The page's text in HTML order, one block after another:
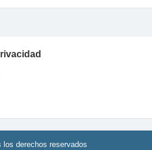
los derechos reservados